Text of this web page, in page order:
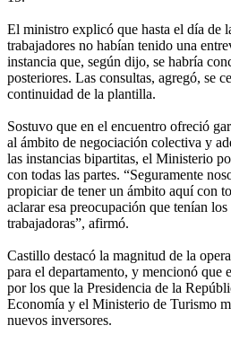
El ministro explicó que hasta el día de
trabajadores no habían tenido una
instancia que, según dijo, se habría
posteriores. Las consultas, agregó, se
continuidad de la plantilla.
Sostuvo que en el encuentro ofreció
al ámbito de negociación colectiva y
las instancias bipartitas, el Ministerio
con todas las partes. “Seguramente
propiciar de tener un ámbito aquí con
aclarar esa preocupación que tenían
trabajadoras”, afirmó.
Castillo destacó la magnitud de la
para el departamento, y mencionó que
por los que la Presidencia de la
Economía y el Ministerio de Turismo
nuevos inversores.